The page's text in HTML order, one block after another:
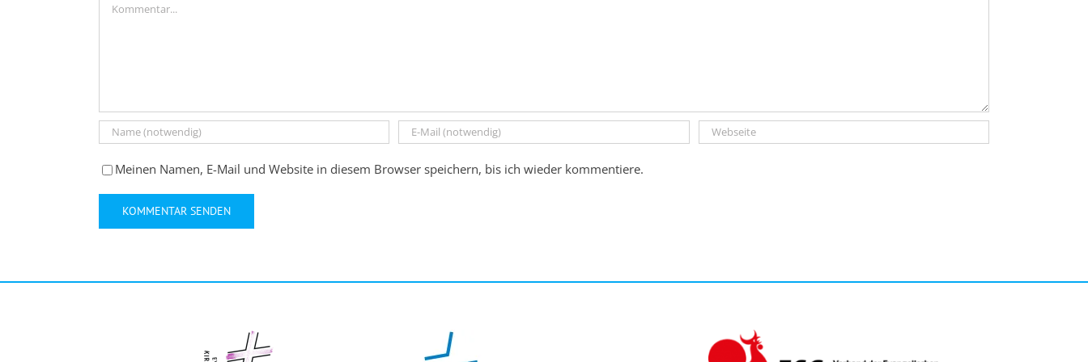
Meinen Namen, E-Mail und Website in diesem Browser speichern, bis ich wieder kommentiere.